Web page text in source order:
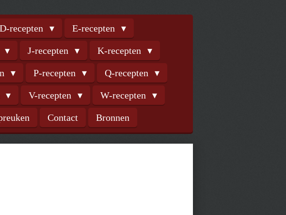
D-recepten E-recepten
J-recepten K-recepten
P-recepten Q-recepten
V-recepten W-recepten
Contact Bronnen